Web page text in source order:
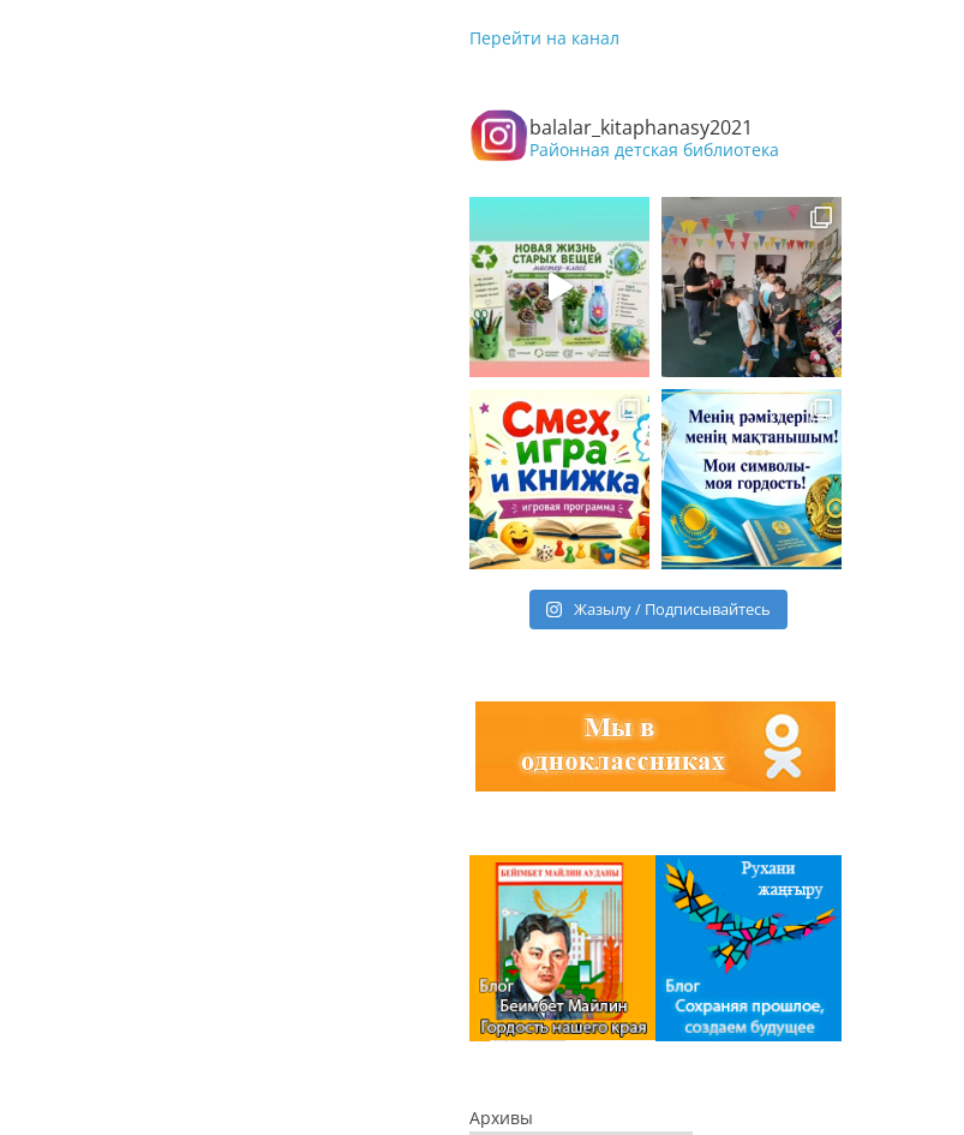
Перейти на канал
balalar_kitaphanasy2021
Районная детская библиотека
Жазылу / Подписывайтесь
Архивы